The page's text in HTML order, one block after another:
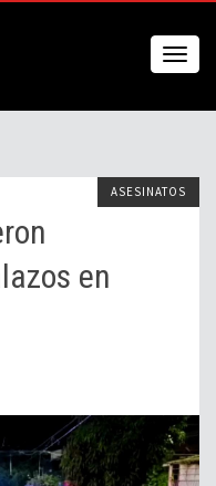
ASESINATOS
en